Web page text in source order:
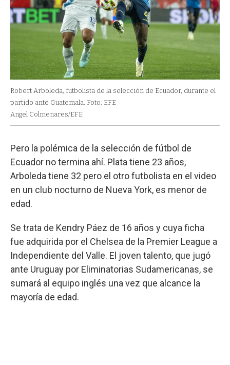
Robert Arboleda, futbolista de la selección de Ecuador, durante el
partido ante Guatemala. Foto: EFE
Angel Colmenares/EFE
Pero la polémica de la selección de fútbol de
Ecuador no termina ahí. Plata tiene 23 años,
Arboleda tiene 32 pero el otro futbolista en el video
en un club nocturno de Nueva York, es menor de
edad.
Se trata de Kendry Páez de 16 años y cuya ficha
fue adquirida por el Chelsea de la Premier League a
Independiente del Valle. El joven talento, que jugó
ante Uruguay por Eliminatorias Sudamericanas, se
sumará al equipo inglés una vez que alcance la
mayoría de edad.